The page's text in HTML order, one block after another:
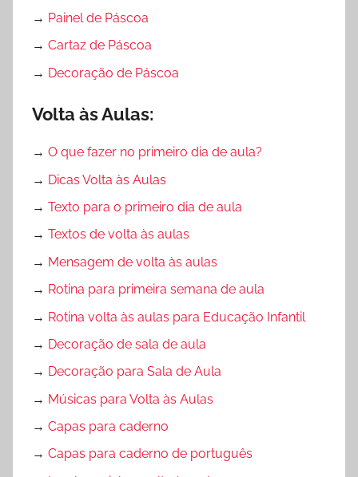
→ Painel de Páscoa
→ Cartaz de Páscoa
→ Decoração de Páscoa
Volta às Aulas:
→ O que fazer no primeiro dia de aula?
→ Dicas Volta às Aulas
→ Texto para o primeiro dia de aula
→ Textos de volta às aulas
→ Mensagem de volta às aulas
→ Rotina para primeira semana de aula
→ Rotina volta às aulas para Educação Infantil
→ Decoração de sala de aula
→ Decoração para Sala de Aula
→ Músicas para Volta às Aulas
→ Capas para caderno
→ Capas para caderno de português